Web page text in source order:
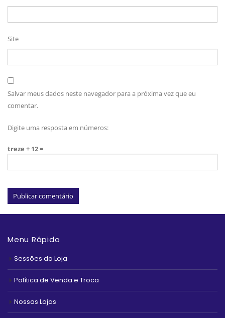
Site
Salvar meus dados neste navegador para a próxima vez que eu
comentar.
Digite uma resposta em números:
treze + 12 =
Menu Rápido
Sessões da Loja
Política de Venda e Troca
Nossas Lojas